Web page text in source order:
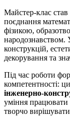
Майстер-клас
поєднання
фізикою,
народознавством.
конструкцій,
декорування та
Під час роботи
компетентності:
інженерно-
уміння працювати
творчо